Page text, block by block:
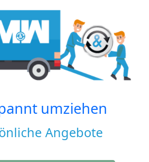
umziehen
Angebote